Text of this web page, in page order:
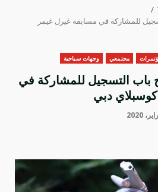
للمشاركة في مسابقة غيرل غيمر
مجتمعي وجهات سياحية
باب التسجيل للمشاركة في
دبي